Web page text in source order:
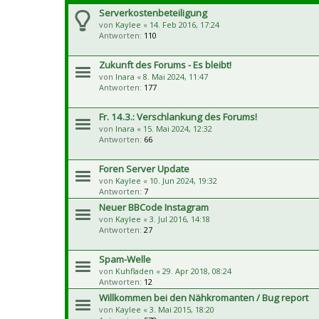
Serverkostenbeteiligung
von Kaylee « 14. Feb 2016, 17:24
Antworten: 110
Zukunft des Forums - Es bleibt!
von Inara « 8. Mai 2024, 11:47
Antworten: 177
Fr. 14.3.: Verschlankung des Forums!
von Inara « 15. Mai 2024, 12:32
Antworten: 66
Foren Server Update
von Kaylee « 10. Jun 2024, 19:32
Antworten: 7
Neuer BBCode Instagram
von Kaylee « 3. Jul 2016, 14:18
Antworten: 27
Spam-Welle
von Kuhfladen « 29. Apr 2018, 08:24
Antworten: 12
Willkommen bei den Nähkromanten / Bug report
von Kaylee « 3. Mai 2015, 18:20